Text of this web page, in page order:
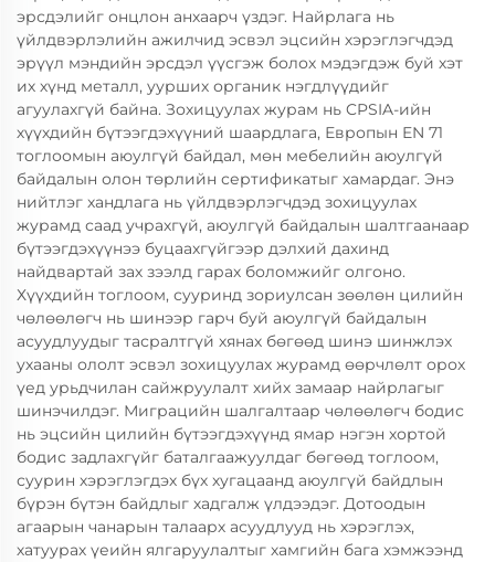
эрсдэлийг онцлон анхаарч үздэг. Найрлага нь
үйлдвэрлэлийн ажилчид эсвэл эцсийн хэрэглэгчдэд
эрүүл мэндийн эрсдэл үүсгэж болох мэдэгдэж буй хэт
их хүнд металл, уурших органик нэгдлүүдийг
агуулахгүй байна. Зохицуулах журам нь CPSIA-ийн
хүүхдийн бүтээгдэхүүний шаардлага, Европын EN 71
тоглоомын аюулгүй байдал, мөн мебелийн аюулгүй
байдалын олон төрлийн сертификатыг хамардаг. Энэ
нийтлэг хандлага нь үйлдвэрлэгчдэд зохицуулах
журамд саад учрахгүй, аюулгүй байдалын шалтгаанаар
бүтээгдэхүүнээ буцаахгүйгээр дэлхий дахинд
найдвартай зах зээлд гарах боломжийг олгоно.
Хүүхдийн тоглоом, сууринд зориулсан зөөлөн цилийн
чөлөөлөгч нь шинээр гарч буй аюулгүй байдалын
асуудлуудыг тасралтгүй хянах бөгөөд шинэ шинжлэх
ухааны ололт эсвэл зохицуулах журамд өөрчлөлт орох
үед урьдчилан сайжруулалт хийх замаар найрлагыг
шинэчилдэг. Миграцийн шалгалтаар чөлөөлөгч бодис
нь эцсийн цилийн бүтээгдэхүүнд ямар нэгэн хортой
бодис задлахгүйг баталгаажуулдаг бөгөөд тоглоом,
суурин хэрэглэгдэх бүх хугацаанд аюулгүй байдлын
бүрэн бүтэн байдлыг хадгалж үлдээдэг. Дотоодын
агаарын чанарын талаарх асуудлууд нь хэрэглэх,
хатуурах үеийн ялгаруулалтыг хамгийн бага хэмжээнд